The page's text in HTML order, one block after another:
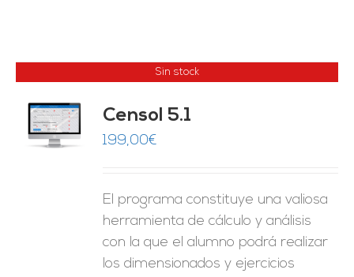
Sin stock
Censol 5.1
199,00€
El programa constituye una valiosa
herramienta de cálculo y análisis
con la que el alumno podrá realizar
los dimensionados y ejercicios